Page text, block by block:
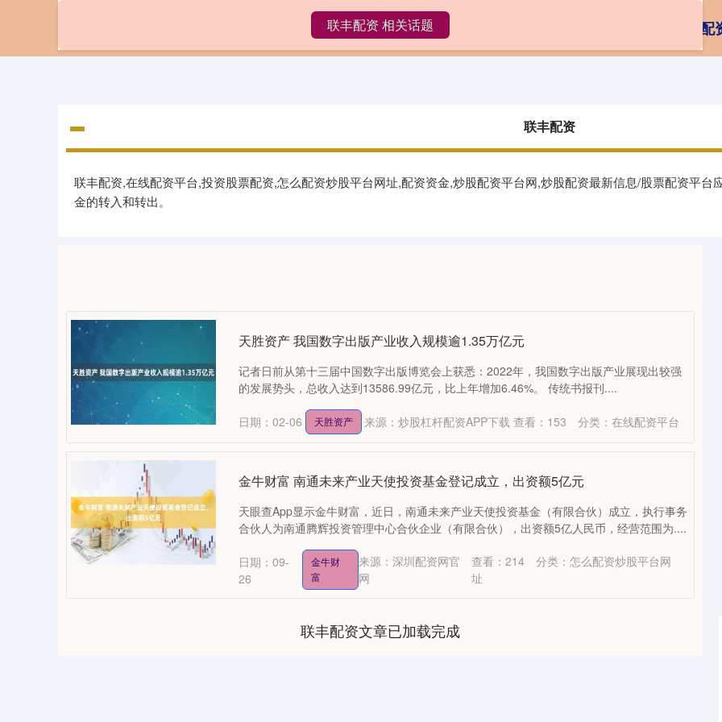
联丰配资 在线配资平台 怎么
联丰配资
联丰配资,在线配资平台,投资股票配资,怎么配资炒股平台网址,配资资金,炒股配资平台网,炒股配资最新信息/股票配资平
金的转入和转出。
联丰配资 相关话题
天胜资产 我国数字出版产业收入规模逾1.35万亿元
记者日前从第十三届中国数字出版博览会上获悉：2022年，我国数字出版产业展现出较强
的发展势头，总收入达到13586.99亿元，比上年增加6.46%。 传统书报刊....
日期：02-06 天胜资产 来源：炒股杠杆配资APP下载 查看： 153 分类： 在线配资平台
金牛财富 南通未来产业天使投资基金登记成立，出资额5亿元
天眼查App显示金牛财富，近日，南通未来产业天使投资基金（有限合伙）成立，执行事务
合伙人为南通腾辉投资管理中心合伙企业（有限合伙），出资额5亿人民币，经营范围为....
日期：09-
26
金牛财
富
来源：深圳配资网官
网
查看： 214 分类： 怎么配资炒股平台网
址
联丰配资文章已加载完成